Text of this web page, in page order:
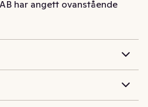
har angett ovanstående